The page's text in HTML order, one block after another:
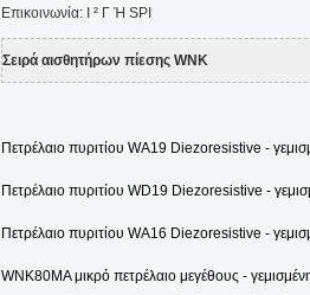
Επικοινωνία: Ι ² Γ Ή SPI
Σειρά αισθητήρων πίεσης WNK
Πετρέλαιο πυριτίου WA19 Diezoresistive -
Πετρέλαιο πυριτίου WD19 Diezoresistive -
Πετρέλαιο πυριτίου WA16 Diezoresistive -
WNK80MA μικρό πετρέλαιο μεγέθους -